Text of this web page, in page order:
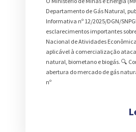
Departamento de Gás Natural,
Informativa nº 12/2025/DGN/
esclarecimentos importantes
Nacional de Atividades
aplicável à comercialização
natural, biometano e biogás. 🔍
abertura do mercado de gás
nº